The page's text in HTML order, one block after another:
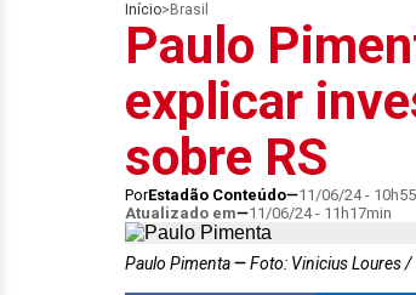
Início> Brasil
Paulo
explicar
sobre RS
PorEstadão Conteúdo 11/06/24 -
Atualizado em
11/06/24 - 11h17min
Paulo Pimenta Foto: Vinicius Loures